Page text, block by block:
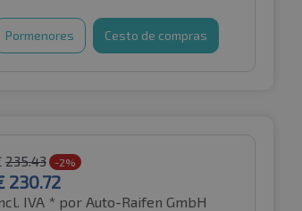
Pormenores Cesto de compras
235.43 -2%
230.72
IVA * por Auto-Raifen GmbH